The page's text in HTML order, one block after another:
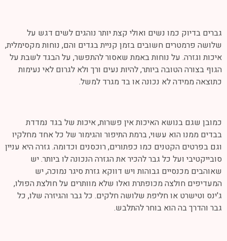
גברים בדיוק כמו נשים ואולי קצת יותר נוהגים לשים דגש על
שלושה פרמטרים חשובים בזמן קניית בגדים והם, נוחות מקסימלית,
איכות וגזרה. על נוחות באמת שאסור להתפשר, על הבגד לשבת על
הגוף בצורה הטובה ביותר, להיות נעים ורך ולא לגרום לאי נעימות
כתוצאה ממידה לא נכונה או בד מגרד למשל.
כמובן שגם בנושא האיכות אין פשרות, איכות של בגד נמדדת
בבדים ממנו הוא עשוי, ברמת התיפור והגימור של כל אחד מחלקיו
וגם בפרטים הקטנים כמו כפתורים, רוכסנים וכדומה. גזרה היא עניין
סובייקטיבי ועל כל גבר להכיר את הגזרה הנכונה לו ביותר. יש
שאוהבים מכנסיים גבוהות ויש דווקא גזרת סיגר נמוכה, יש
המעדיפים חולצה מכופתרת ואלו שלא מוותרים על חולצת הפולו,
ג'ינס וטישרט או חליפת שלושה חלקים. כל גבר והגיזרה שלו, כל
גבר והדרך בה הוא בוחר להתלבש.